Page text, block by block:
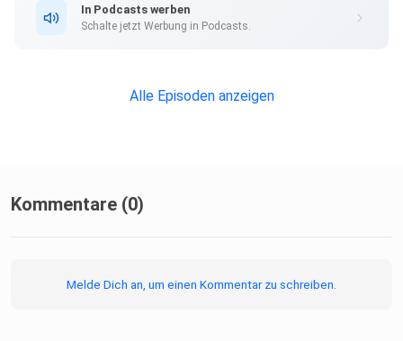
In Podcasts werben
Schalte jetzt Werbung in Podcasts.
Alle Episoden anzeigen
Kommentare (0)
Melde Dich an, um einen Kommentar zu schreiben.